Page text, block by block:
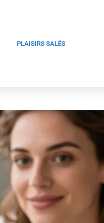
PLAISIRS SALÉS